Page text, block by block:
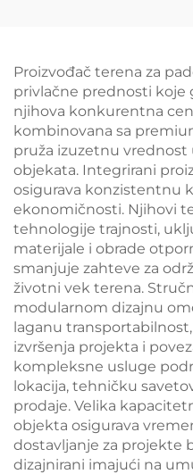
Падел Корт 004
Proizvođač terena za
privlačne prednosti koje
njihova konkurentna
kombinovana sa
pruža izuzetnu vrednost
objekata. Integrirani
osigurava konzistentnu
ekonomičnosti. Njihovi
tehnologije trajnosti,
materijale i obrade
smanjuje zahteve za
životni vek terena.
modularnom dizajnu
laganu
izvršenja projekta i
kompleksne usluge
lokacija, tehničku
prodaje. Velika
objekta osigurava
dostavljanje za projekte
dizajnirani imajući na